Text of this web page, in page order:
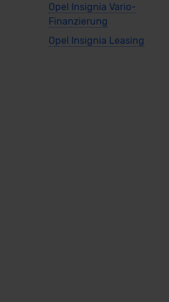
Opel Insignia Vario-
Finanzierung
Opel Insignia Leasing